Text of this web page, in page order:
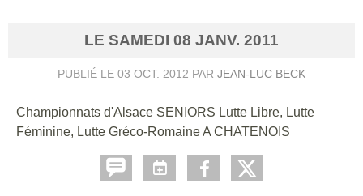
LE SAMEDI 08 JANV. 2011
PUBLIÉ LE 03 OCT. 2012 PAR JEAN-LUC BECK
Championnats d'Alsace SENIORS Lutte Libre, Lutte
Féminine, Lutte Gréco-Romaine A CHATENOIS